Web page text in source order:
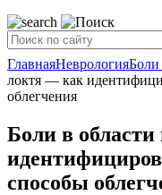
ГлавнаяНеврологияБоли
локтя — как
облегчения
Боли в
способы